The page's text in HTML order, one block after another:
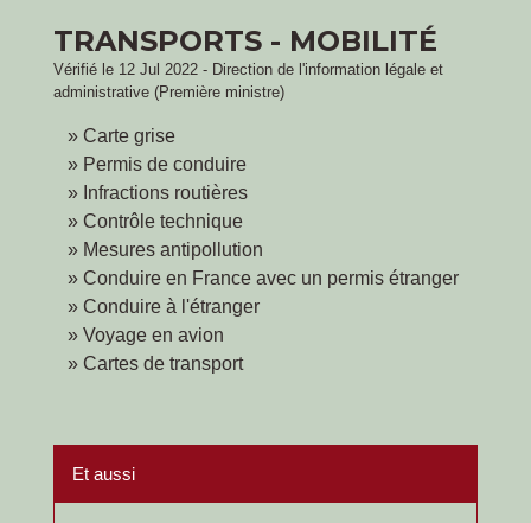
TRANSPORTS - MOBILITÉ
Vérifié le 12 Jul 2022 - Direction de l'information légale et
administrative (Première ministre)
Carte grise
Permis de conduire
Infractions routières
Contrôle technique
Mesures antipollution
Conduire en France avec un permis étranger
Conduire à l'étranger
Voyage en avion
Cartes de transport
Et aussi